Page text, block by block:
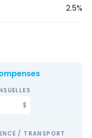
2.5%
/ TRANSPORT